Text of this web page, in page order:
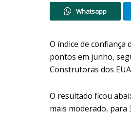
Whatsapp
O índice de confiança
pontos em junho,
Construtoras dos
O resultado ficou
mais moderado, para